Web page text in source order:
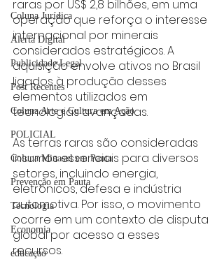
Coluna Jurídica
Alerta Digital
Publicidade Legal
Post Recentes
Coluna Arte e Cultura em Ação
POLICIAL
Coluna Minasul em Pauta
Prevenção em Pauta
Tecnologia
Economia
educaçao
raras por US$ 2,8 bilhões, em uma
operação que reforça o interesse
internacional por minerais
considerados estratégicos. A
aquisição envolve ativos no Brasil
ligados à produção desses
elementos utilizados em
tecnologias avançadas.
As terras raras são consideradas
insumos essenciais para diversos
setores, incluindo energia,
eletrônicos, defesa e indústria
automotiva. Por isso, o movimento
ocorre em um contexto de disputa
global por acesso a esses
recursos.